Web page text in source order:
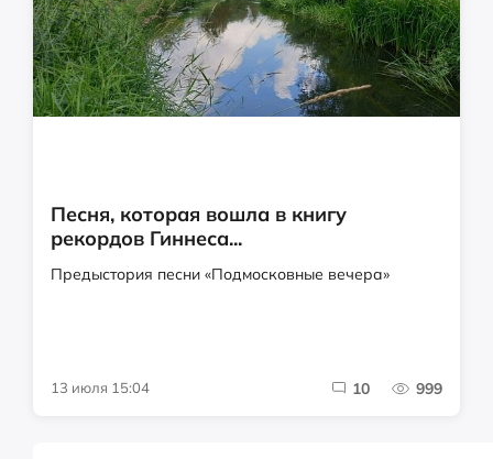
Песня, которая вошла в книгу
рекордов Гиннеса...
Предыстория песни «Подмосковные вечера»
13 июля 15:04 10 999